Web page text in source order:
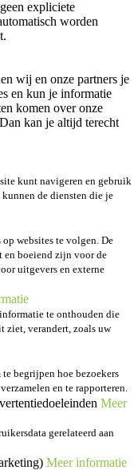
expliciete
worden
wij en onze partners je
en kun je informatie
komen over onze
kan je altijd terecht
kunt navigeren en gebruik
de diensten die je
websites te volgen. De
en boeiend zijn voor de
uitgevers en externe
te onthouden die
ziet, verandert, zoals uw
begrijpen hoe bezoekers
en te rapporteren.
Meer
gerelateerd aan
Meer informatie